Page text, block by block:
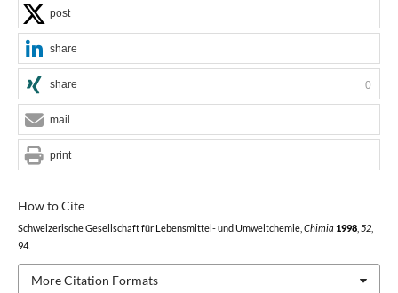
How to Cite
Schweizerische Gesellschaft für Lebensmittel- und Umweltchemie, Chimia 1998, 52,
94.
More Citation Formats
post
share
share 0
mail
print